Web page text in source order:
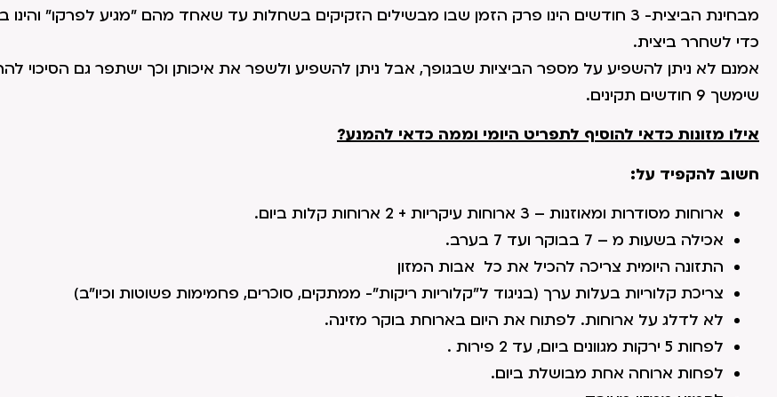
מבחינת הביצית- 3 חודשים הינו פרק הזמן שבו מבשילים הזקיקים בשחלות עד שאחד מהם "מגיע לפרקו"
כדי לשחרר ביצית.
אמנם לא ניתן להשפיע על מספר הביציות שבגופך, אבל ניתן להשפיע ולשפר את איכותן וכך ישתפר גם הסיכוי
שימשך 9 חודשים תקינים.
אילו מזונות כדאי להוסיף לתפריט היומי וממה כדאי להמנע?
חשוב להקפיד על:
ארוחות מסודרות ומאוזנות – 3 ארוחות עיקריות + 2 ארוחות קלות ביום.
אכילה בשעות מ – 7 בבוקר ועד 7 בערב.
התזונה היומית צריכה להכיל את כל אבות המזון
צריכת קלוריות בעלות ערך (בניגוד ל"קלוריות ריקות"- ממתקים, סוכרים, פחמימות פשוטות וכיו"ב)
לא לדלג על ארוחות. לפתוח את היום בארוחת בוקר מזינה.
לפחות 5 ירקות מגוונים ביום, עד 2 פירות .
לפחות ארוחה אחת מבושלת ביום.